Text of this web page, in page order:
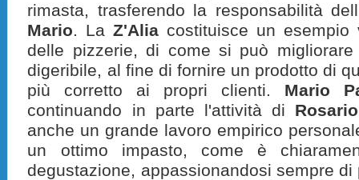
rimasta, trasferendo la responsabilità
Mario. LaZ'Alia costituisce un esempio
delle pizzerie, di come si può
digeribile, al fine di fornire un prodotto di
più corretto ai propri clienti. Mario
continuando in parte l'attività di
anche un grande lavoro empirico
un ottimo impasto, come è
degustazione, appassionandosi sempre